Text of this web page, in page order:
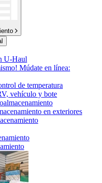
U-Haul
Múdate en línea:
de temperatura
vehículo y bote
en exteriores